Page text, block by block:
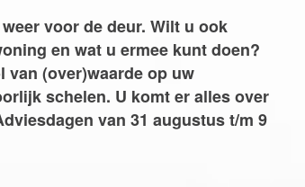
Waarde Adviesdagen
voor de deur. Wilt u ook
en wat u ermee kunt doen?
van (over)waarde op uw
schelen. U komt er alles over
van 31 augustus t/m 9